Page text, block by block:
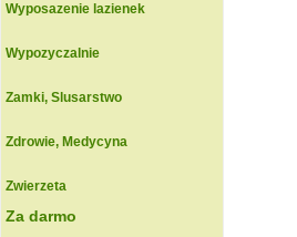
Wyposazenie lazienek
Wypozyczalnie
Zamki, Slusarstwo
Zdrowie, Medycyna
Zwierzeta
Za darmo